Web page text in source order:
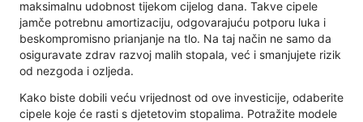
maksimalnu udobnost tijekom cijelog dana. Takve cipele
jamče potrebnu amortizaciju, odgovarajuću potporu luka i
beskompromisno prianjanje na tlo. Na taj način ne samo da
osiguravate zdrav razvoj malih stopala, već i smanjujete rizik
od nezgoda i ozljeda.
Kako biste dobili veću vrijednost od ove investicije, odaberite
cipele koje će rasti s djetetovim stopalima. Potražite modele